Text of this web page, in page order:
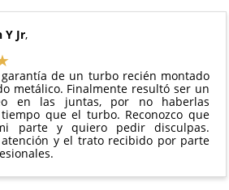
Y Jr,
de un turbo recién montado
metálico. Finalmente resultó ser un
en las juntas, por no haberlas
que el turbo. Reconozco que
parte y quiero pedir disculpas.
y el trato recibido por parte